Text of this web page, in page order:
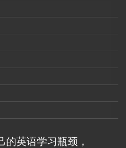
的英语学习瓶颈，